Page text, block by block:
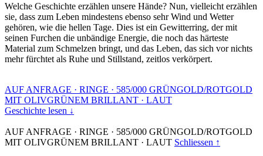
Welche Geschichte erzählen unsere Hände? Nun, vielleicht erzählen
sie, dass zum Leben mindestens ebenso sehr Wind und Wetter
gehören, wie die hellen Tage. Dies ist ein Gewitterring, der mit
seinen Furchen die unbändige Energie, die noch das härteste
Material zum Schmelzen bringt, und das Leben, das sich vor nichts
mehr fürchtet als Ruhe und Stillstand, zeitlos verkörpert.
AUF ANFRAGE · RINGE · 585/000 GRÜNGOLD/ROTGOLD
MIT OLIVGRÜNEM BRILLANT · LAUT
Geschichte lesen ↓
AUF ANFRAGE · RINGE · 585/000 GRÜNGOLD/ROTGOLD
MIT OLIVGRÜNEM BRILLANT · LAUT Schliessen ↑